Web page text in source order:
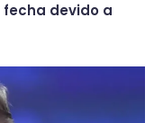
fecha devido a